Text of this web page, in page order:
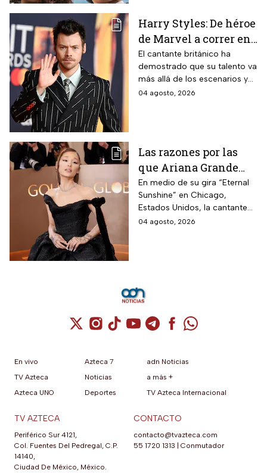
Harry Styles: De héroe
de Marvel a correr en
Chapultepec; las
apariciones del
cantante en el cine
El cantante británico ha
demostrado que su talento va
más allá de los escenarios y
ha llegado a la pantalla
04 agosto, 2026
Las razones por las
que Ariana Grande
hará una pausa en su
carrera
En medio de su gira “Eternal
Sunshine” en Chicago,
Estados Unidos, la cantante
informó a sus fanáticos que
04 agosto, 2026
Cuenta de X / Twitter (se abre en una
Cuenta de Instagram (se abre en una
Cuenta de TikTok (se abre en
Cuenta de YouTube (se abre
Cuenta de Telegram (se
Cuenta de
Cuenta de
En vivo
TV Azteca
Azteca UNO
Azteca 7
Noticias
Deportes
adn Noticias
a más +
TV Azteca Internacional
TV AZTECA
Periférico Sur 4121,
Col. Fuentes Del Pedregal, C.P.
14140,
Ciudad De México, México.
CONTACTO
contacto@tvazteca.com
55 1720 1313
Conmutador